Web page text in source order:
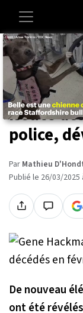
Accueil Societe
Mort de
issues
police,
Par Mathieu
Publié le 26/03/2025
De nouveau
ont été